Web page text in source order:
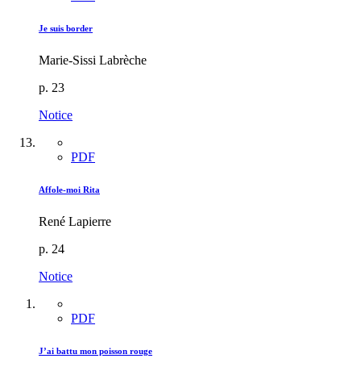
Je suis border
Marie-Sissi Labrèche
p. 23
Notice
PDF
Affole-moi Rita
René Lapierre
p. 24
Notice
PDF
J’ai battu mon poisson rouge